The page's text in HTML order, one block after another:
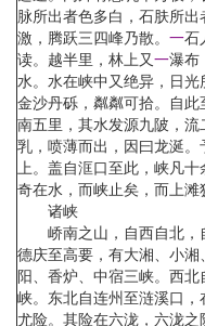
脉所出者色多白，石肤所
激，腾跃三四峰乃散。 一石
读。越半里，林上又一瀑布
水。水在峡中又绝异，日
金沙丹砾，粼粼可拾。自
南五里，其水发源九陂，
乳，喷薄而出，因曰龙涎
上。盖自洭口至此，峡凡十
奇在水，而峡止矣，而上滩
诸峡
峤南之山，自西自北，
德庆至高要，有大湘、小
阳、香炉、中宿三峡。西
峡。东北自连州至涟溪口
尤险。其险在六泷，六泷